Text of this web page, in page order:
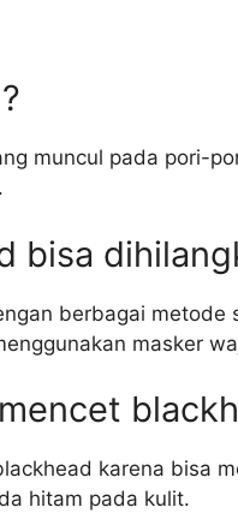
muncul pada pori-
bisa
berbagai metode
masker
karena bisa
hitam pada kulit.